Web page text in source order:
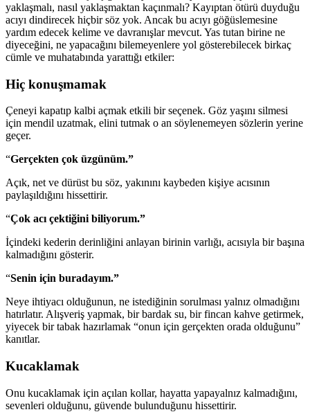
yaklaşmalı, nasıl yaklaşmaktan kaçınmalı? Kayıptan ötürü duyduğu
acıyı dindirecek hiçbir söz yok. Ancak bu acıyı göğüslemesine
yardım edecek kelime ve davranışlar mevcut. Yas tutan birine ne
diyeceğini, ne yapacağını bilemeyenlere yol gösterebilecek birkaç
cümle ve muhatabında yarattığı etkiler:
Hiç konuşmamak
Çeneyi kapatıp kalbi açmak etkili bir seçenek. Göz yaşını silmesi
için mendil uzatmak, elini tutmak o an söylenemeyen sözlerin yerine
geçer.
“Gerçekten çok üzgünüm.”
Açık, net ve dürüst bu söz, yakınını kaybeden kişiye acısının
paylaşıldığını hissettirir.
“Çok acı çektiğini biliyorum.”
İçindeki kederin derinliğini anlayan birinin varlığı, acısıyla bir başına
kalmadığını gösterir.
“Senin için buradayım.”
Neye ihtiyacı olduğunun, ne istediğinin sorulması yalnız olmadığını
hatırlatır. Alışveriş yapmak, bir bardak su, bir fincan kahve getirmek,
yiyecek bir tabak hazırlamak “onun için gerçekten orada olduğunu”
kanıtlar.
Kucaklamak
Onu kucaklamak için açılan kollar, hayatta yapayalnız kalmadığını,
sevenleri olduğunu, güvende bulunduğunu hissettirir.